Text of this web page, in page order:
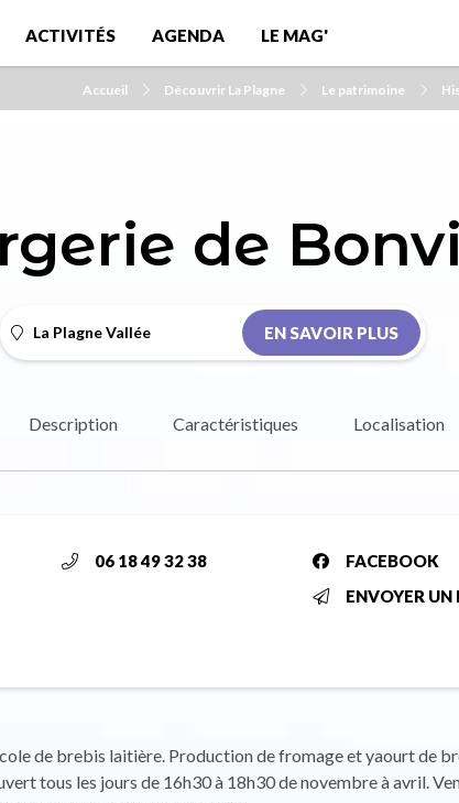
ACTIVITÉS AGENDA LE MAG'
Accueil Découvrir La Plagne Le patrimoine
de
La Plagne Vallée EN SAVOIR PLUS
Description Caractéristiques Localisation
06 18 49 32 38
FACEBOOK
ENVOYER UN
de brebis laitière. Production de fromage et yaourt de
tous les jours de 16h30 à 18h30 de novembre à avril.